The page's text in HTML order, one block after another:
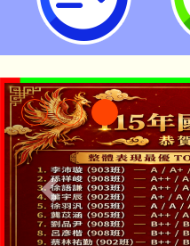
裡的鳥類殺手
立瑞坪國民中學
淨零綠